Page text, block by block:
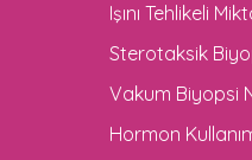
Işını Tehlikeli
Sterotaksik
Vakum Biyopsi
Hormon